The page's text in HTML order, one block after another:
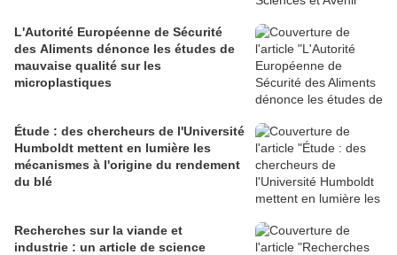
L'Autorité Européenne de Sécurité
des Aliments dénonce les études de
mauvaise qualité sur les
microplastiques
Étude : des chercheurs de l'Université
Humboldt mettent en lumière les
mécanismes à l'origine du rendement
du blé
Recherches sur la viande et
industrie : un article de science